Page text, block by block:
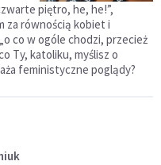
piętro, he, he!”,
za równością kobiet i
co w ogóle chodzi, przecież
Ty, katoliku, myślisz o
feministyczne poglądy?